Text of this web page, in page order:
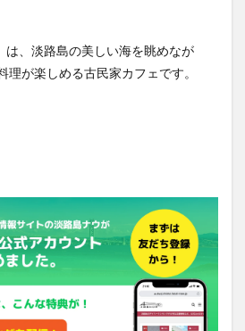
は、淡路島の美しい海を眺めなが
理が楽しめる古民家カフェです。